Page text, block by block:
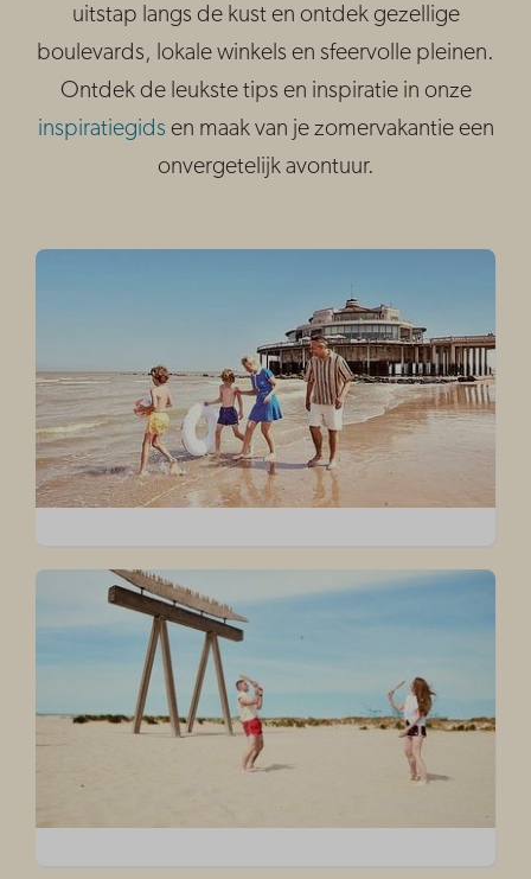
uitstap langs de kust en ontdek gezellige
boulevards, lokale winkels en sfeervolle pleinen.
Ontdek de leukste tips en inspiratie in onze
inspiratiegids en maak van je zomervakantie een
onvergetelijk avontuur.